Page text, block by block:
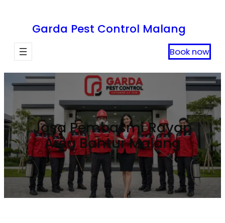
Garda Pest Control Malang
Book now
Jasa Pembasmi Rayap
Area Bantur Malang